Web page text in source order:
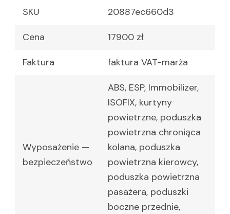
SKU 20887ec660d3
Cena 17900 zł
Faktura faktura VAT-marża
Wyposażenie —
bezpieczeństwo
ABS, ESP, Immobilizer,
ISOFIX, kurtyny
powietrzne, poduszka
powietrzna chroniąca
kolana, poduszka
powietrzna kierowcy,
poduszka powietrzna
pasażera, poduszki
boczne przednie,